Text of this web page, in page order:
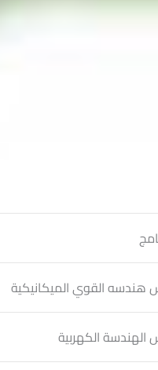
هندسه القوي الميكانيكية
الهندسة الكهربية